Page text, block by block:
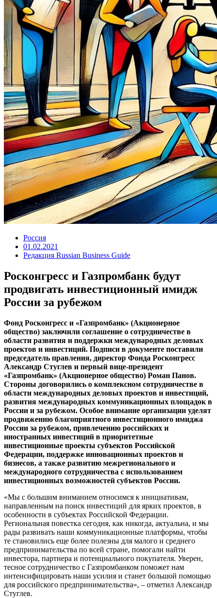
Россия
01.02.2021
Редакция Russian Business Guide
Росконгресс и Газпромбанк будут
продвигать инвестиционный имидж
России за рубежом
Фонд Росконгресс и «Газпромбанк» (Акционерное
общество) заключили соглашение о сотрудничестве в
области развития и поддержки международных деловых
проектов и инвестиций. Подписи в документе поставили
председатель правления, директор Фонда Росконгресс
Александр Стуглев и первый вице-президент
«Газпромбанк» (Акционерное общество) Роман Панов.
Стороны договорились о комплексном сотрудничестве в
области международных деловых проектов и инвестиций,
развития международных коммуникационных площадок в
России и за рубежом. Особое внимание организации уделят
продвижению благоприятного инвестиционного имиджа
России за рубежом, привлечению российских и
иностранных инвестиций в приоритетные
инвестиционные проекты субъектов Российской
Федерации, поддержке инновационных проектов и
бизнесов, а также развитию межрегионального и
международного сотрудничества с использованием
инвестиционных возможностей субъектов России.
«Мы с большим вниманием относимся к инициативам,
направленным на поиск инвестиций для ярких проектов, в
особенности в субъектах Российской Федерации.
Региональная повестка сегодня, как никогда, актуальна, и мы
рады развивать наши коммуникационные платформы, чтобы
те становились еще более полезны для малого и среднего
предпринимательства по всей стране, помогали найти
инвестора, партнера и потенциального покупателя. Уверен,
тесное сотрудничество с Газпромбанком поможет нам
интенсифицировать наши усилия и станет большой помощью
для российского предпринимательства», – отметил Александр
Стуглев.